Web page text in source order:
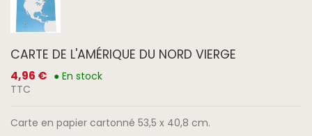
CARTE DE L'AMÉRIQUE DU NORD VIERGE
4,96 € ● En stock
TTC
Carte en papier cartonné 53,5 x 40,8 cm.